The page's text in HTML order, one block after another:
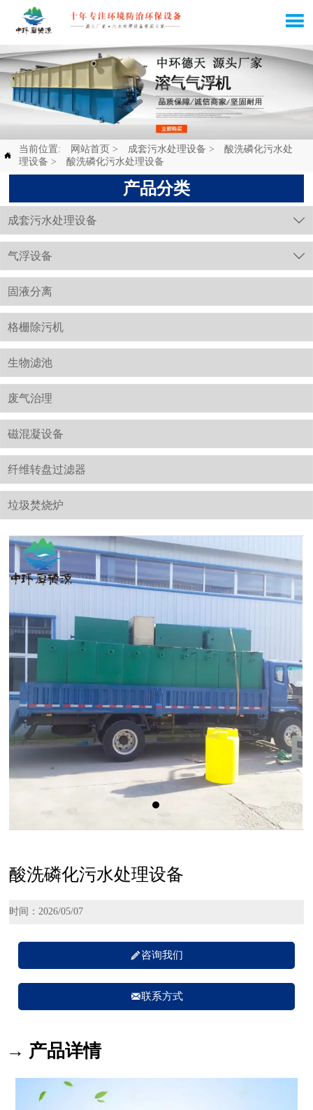


当前位置: 网站首页 > 成套污水处理设备 >
酸洗磷化污水处
理设备 > 酸洗磷化污水处理设备
产品分类
成套污水处理设备 
气浮设备 
固液分离
格栅除污机
生物滤池
废气治理
磁混凝设备
纤维转盘过滤器
垃圾焚烧炉
酸洗磷化污水处理设备
时间：2026/05/07
咨询我们
联系方式
→ 产品详情